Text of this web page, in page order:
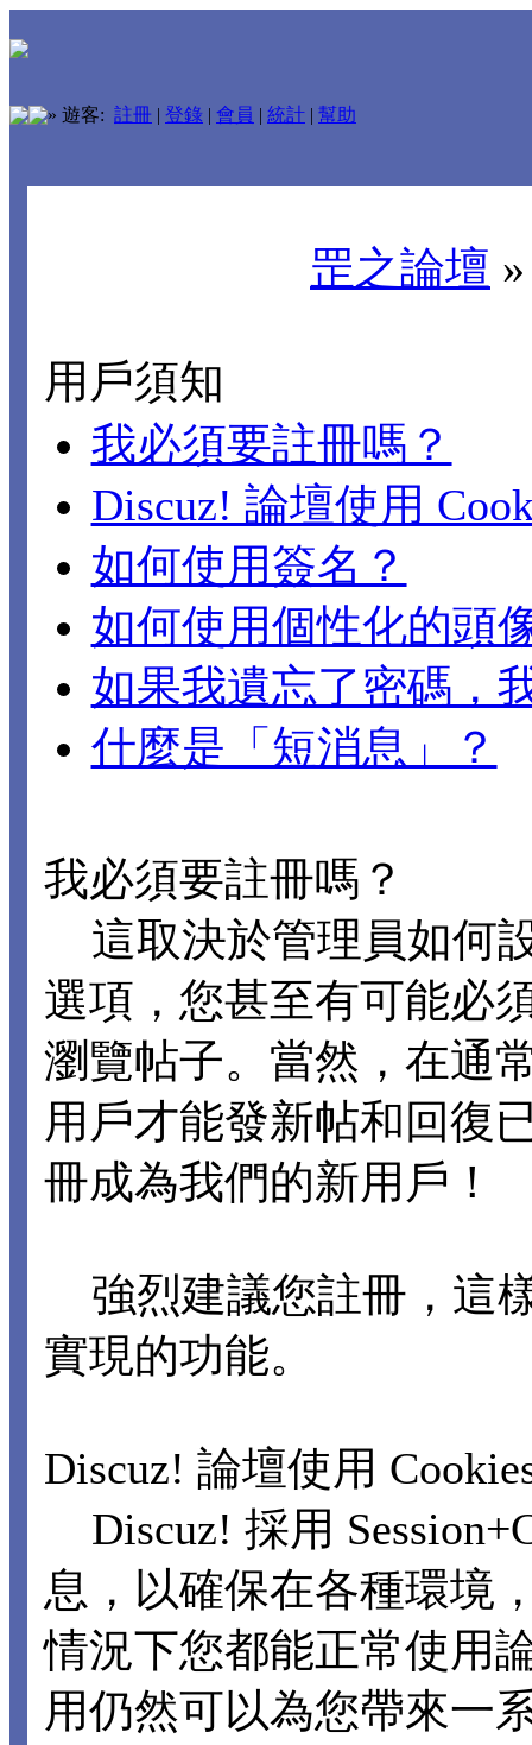
» 遊客: 註冊 | 登錄 | 會員 | 統計 | 幫助
罡之論壇
用戶須知
我必須要註冊嗎？
Discuz! 論壇使用
如何使用簽名？
如何使用個性化的頭
如果我遺忘了密碼，
什麼是「短消息」？
我必須要註冊嗎？
這取決於管理員如何
選項，您甚至有可能必
瀏覽帖子。當然，在通
用戶才能發新帖和回復
冊成為我們的新用戶！
強烈建議您註冊，這
實現的功能。
Discuz! 論壇使用
Discuz! 採用
息，以確保在各種環境
情況下您都能正常使用
用仍然可以為您帶來一